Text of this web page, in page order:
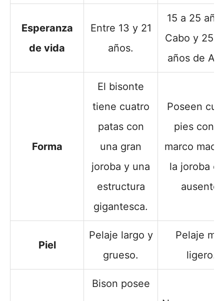
Esperanza
de vida
Entre 13 y 21
años.
15 a 25
Cabo y 25
años de
Forma
El bisonte
tiene cuatro
patas con
una gran
joroba y una
estructura
gigantesca.
Poseen
pies con
marco
la joroba
ausente.
Piel
Pelaje largo y
grueso.
Pelaje
ligero.
Bison posee